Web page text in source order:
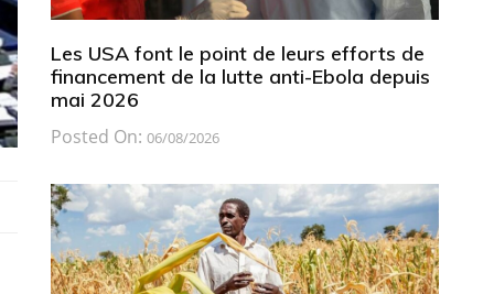
Les USA font le point de leurs efforts de
financement de la lutte anti-Ebola depuis
mai 2026
Posted On: 06/08/2026